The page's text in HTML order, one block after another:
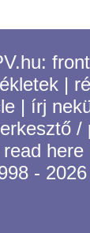
|
| írj
read here
- 2026